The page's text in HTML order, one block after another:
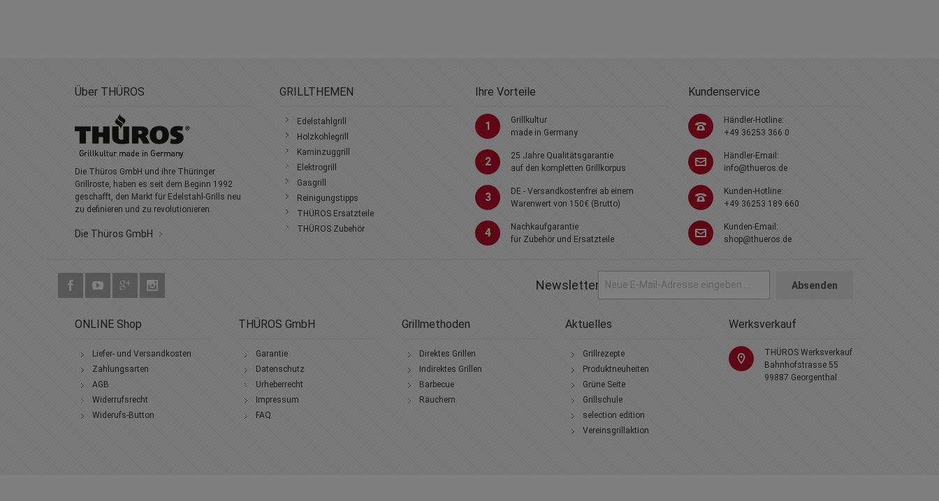
Über THÜROS
Die Thüros GmbH und ihre Thüringer
Grillroste, haben es seit dem Beginn 1992
geschafft, den Markt für Edelstahl-Grills neu
zu definieren und zu revolutionieren.
Die Thüros GmbH
GRILLTHEMEN
Edelstahlgrill
Holzkohlegrill
Kaminzuggrill
Elektrogrill
Gasgrill
Reinigungstipps
THÜROS Ersatzteile
THÜROS Zubehör
Ihre Vorteile
1
Grillkultur
made in Germany
2
25 Jahre Qualitätsgarantie
auf den kompletten Grillkorpus
3
DE - Versandkostenfrei ab einem
Warenwert von 150€ (Brutto)
4
Nachkaufgarantie
für Zubehör und Ersatzteile
Kundenservice
Händler-Hotline:
+49 36253 366 0
Händler-Email:
info@thueros.de
Kunden-Hotline:
+49 36253 189 660
Kunden-Email:
shop@thueros.de
ONLINE Shop
Liefer- und Versandkosten
Zahlungsarten
AGB
Widerrufsrecht
Widerufs-Button
THÜROS GmbH
Garantie
Datenschutz
Urheberrecht
Impressum
FAQ
Grillmethoden
Direktes Grillen
Indirektes Grillen
Barbecue
Räuchern
Aktuelles
Grillrezepte
Produktneuheiten
Grüne Seite
Grillschule
selection edition
Vereinsgrillaktion
Werksverkauf
THÜROS Werksverkauf
Bahnhofstrasse 55
99887 Georgenthal
Newsletter Absenden